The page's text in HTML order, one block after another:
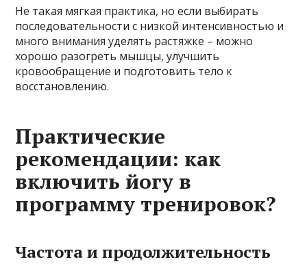
Не такая мягкая практика, но если выбирать
последовательности с низкой интенсивностью и
много внимания уделять растяжке – можно
хорошо разогреть мышцы, улучшить
кровообращение и подготовить тело к
восстановлению.
Практические
рекомендации: как
включить йогу в
программу тренировок?
Частота и продолжительность